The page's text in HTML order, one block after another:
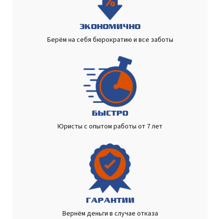
ЭКОНОМИЧНО
Берём на себя бюрократию и все заботы
БЫСТРО
Юристы с опытом работы от 7 лет
ГАРАНТИИ
Вернём деньги в случае отказа